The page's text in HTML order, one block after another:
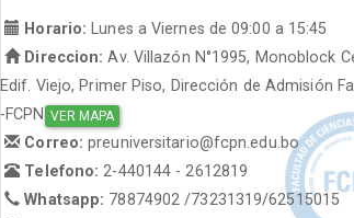
Horario: Lunes a Viernes de 09:00 a 15:45
Direccion: Av. Villazón N°1995, Monoblock
Edif. Viejo, Primer Piso, Dirección de Admisión
-FCPN VER MAPA
Correo:preuniversitario@fcpn.edu.bo
Telefono:2-440144 - 2612819
Whatsapp: 78874902 /73231319/62515015